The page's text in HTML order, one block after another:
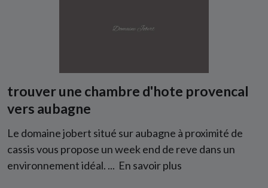
trouver une chambre d'hote provencal
vers aubagne
Le domaine jobert situé sur aubagne à proximité de
cassis vous propose un week end de reve dans un
environnement idéal. ... En savoir plus